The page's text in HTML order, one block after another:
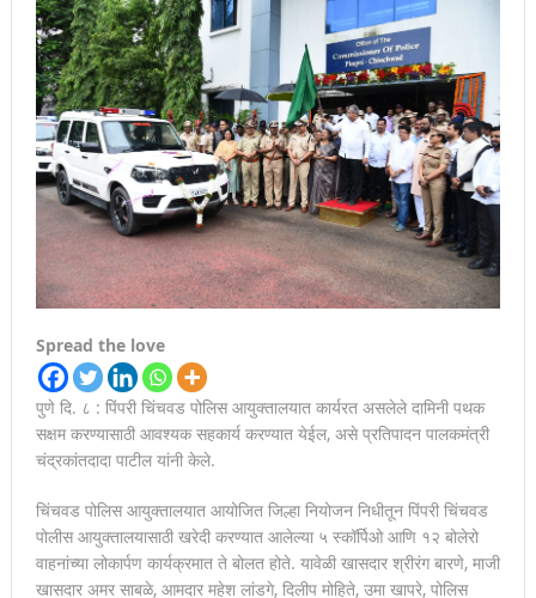
Spread the love
पुणे दि. ८ : पिंपरी चिंचवड पोलिस आयुक्तालयात कार्यरत असलेले दामिनी पथक
सक्षम करण्यासाठी आवश्यक सहकार्य करण्यात येईल, असे प्रतिपादन पालकमंत्री
चंद्रकांतदादा पाटील यांनी केले.
चिंचवड पोलिस आयुक्तालयात आयोजित जिल्हा नियोजन निधीतून पिंपरी चिंचवड
पोलीस आयुक्तालयासाठी खरेदी करण्यात आलेल्या ५ स्कॉर्पिओ आणि १२ बोलेरो
वाहनांच्या लोकार्पण कार्यक्रमात ते बोलत होते. यावेळी खासदार श्रीरंग बारणे, माजी
खासदार अमर साबळे, आमदार महेश लांडगे, दिलीप मोहिते, उमा खापरे, पोलिस